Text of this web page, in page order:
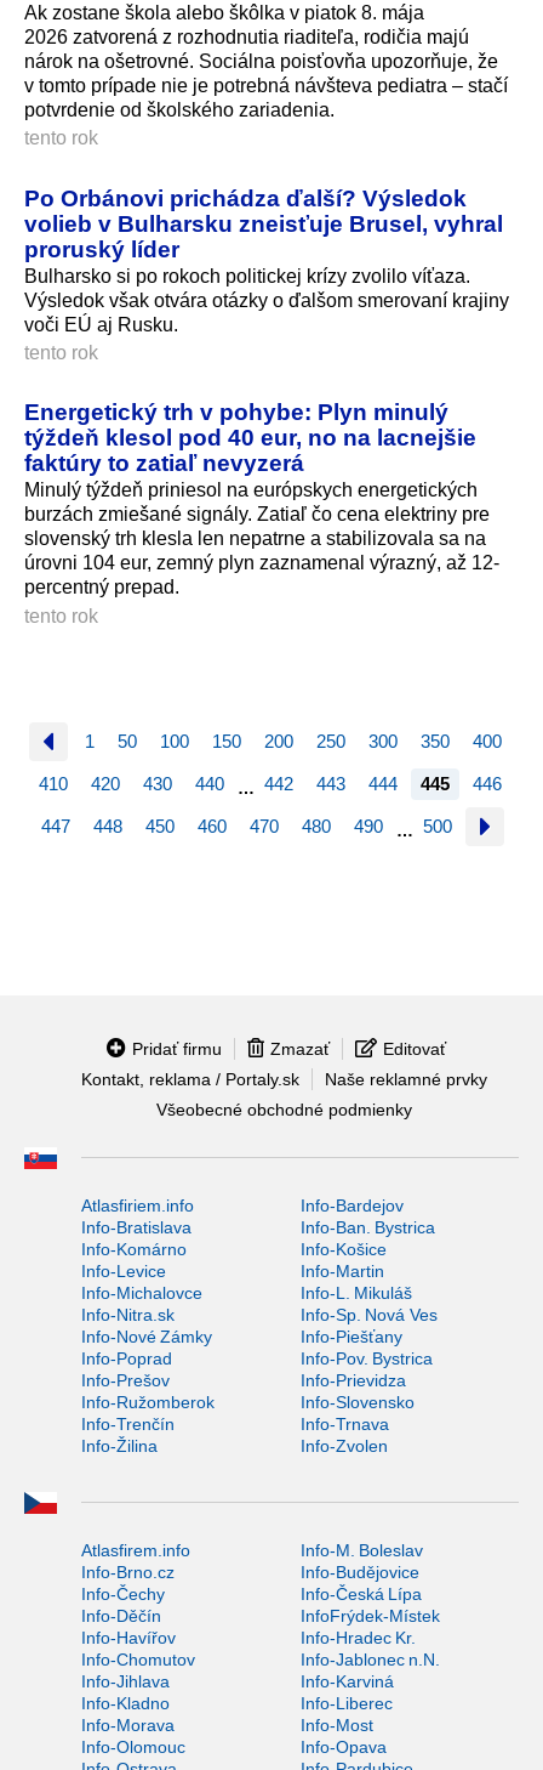
Ak zostane škola alebo škôlka v piatok 8. mája
2026 zatvorená z rozhodnutia riaditeľa, rodičia majú
nárok na ošetrovné. Sociálna poisťovňa upozorňuje, že
v tomto prípade nie je potrebná návšteva pediatra – stačí
potvrdenie od školského zariadenia.
tento rok
Po Orbánovi prichádza ďalší? Výsledok
volieb v Bulharsku zneisťuje Brusel, vyhral
proruský líder
Bulharsko si po rokoch politickej krízy zvolilo víťaza.
Výsledok však otvára otázky o ďalšom smerovaní krajiny
voči EÚ aj Rusku.
tento rok
Energetický trh v pohybe: Plyn minulý
týždeň klesol pod 40 eur, no na lacnejšie
faktúry to zatiaľ nevyzerá
Minulý týždeň priniesol na európskych energetických
burzách zmiešané signály. Zatiaľ čo cena elektriny pre
slovenský trh klesla len nepatrne a stabilizovala sa na
úrovni 104 eur, zemný plyn zaznamenal výrazný, až 12-
percentný prepad.
tento rok
1 50 100 150 200 250 300 350 400
410 420 430 440 … 442 443 444 445 446
447 448 450 460 470 480 490 … 500
Pridať firmu Zmazať
Editovať
Kontakt, reklama / Portaly.sk
Naše reklamné prvky
Všeobecné obchodné podmienky
Atlasfiriem.info
Info-Bardejov
Info-Bratislava
Info-Ban. Bystrica
Info-Komárno
Info-Košice
Info-Levice
Info-Martin
Info-Michalovce
Info-L. Mikuláš
Info-Nitra.sk
Info-Sp. Nová Ves
Info-Nové Zámky
Info-Piešťany
Info-Poprad
Info-Pov. Bystrica
Info-Prešov
Info-Prievidza
Info-Ružomberok
Info-Slovensko
Info-Trenčín
Info-Trnava
Info-Žilina
Info-Zvolen
Atlasfirem.info
Info-M. Boleslav
Info-Brno.cz
Info-Budějovice
Info-Čechy
Info-Česká Lípa
Info-Děčín
InfoFrýdek-Místek
Info-Havířov
Info-Hradec Kr.
Info-Chomutov
Info-Jablonec n.N.
Info-Jihlava
Info-Karviná
Info-Kladno
Info-Liberec
Info-Morava
Info-Most
Info-Olomouc
Info-Opava